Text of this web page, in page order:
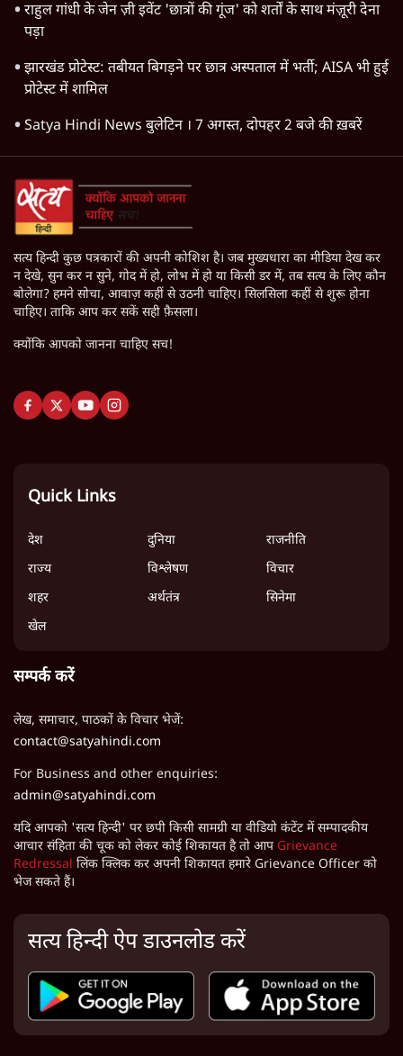
राहुल गांधी के जेन ज़ी इवेंट 'छात्रों की गूंज' को शर्तों के साथ मंज़ूरी देना
पड़ा
झारखंड प्रोटेस्ट: तबीयत बिगड़ने पर छात्र अस्पताल में भर्ती; AISA भी हुई
प्रोटेस्ट में शामिल
Satya Hindi News बुलेटिन । 7 अगस्त, दोपहर 2 बजे की ख़बरें
सत्य हिन्दी कुछ पत्रकारों की अपनी कोशिश है। जब मुख्यधारा का मीडिया देख कर
न देखे, सुन कर न सुने, गोद में हो, लोभ में हो या किसी डर में, तब सत्य के लिए कौन
बोलेगा? हमने सोचा, आवाज़ कहीं से उठनी चाहिए। सिलसिला कहीं से शुरू होना
चाहिए। ताकि आप कर सकें सही फ़ैसला।
क्योंकि आपको जानना चाहिए सच!
Quick Links
देश दुनिया
राजनीति
राज्य
विश्लेषण
विचार
शहर
अर्थतंत्र
सिनेमा
खेल
सम्पर्क करें
लेख, समाचार, पाठकों के विचार भेजें:
contact@satyahindi.com
For Business and other enquiries:
admin@satyahindi.com
यदि आपको 'सत्य हिन्दी' पर छपी किसी सामग्री या वीडियो कंटेंट में सम्पादकीय
आचार संहिता की चूक को लेकर कोई शिकायत है तो आप Grievance
Redressal लिंक क्लिक कर अपनी शिकायत हमारे Grievance Officer को
भेज सकते हैं।
सत्य हिन्दी ऐप डाउनलोड करें